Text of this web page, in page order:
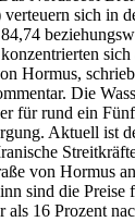
sich in
Hormus,
Die
für rund ein
Aktuell ist
von Hormus
sind die
als 16 Prozent